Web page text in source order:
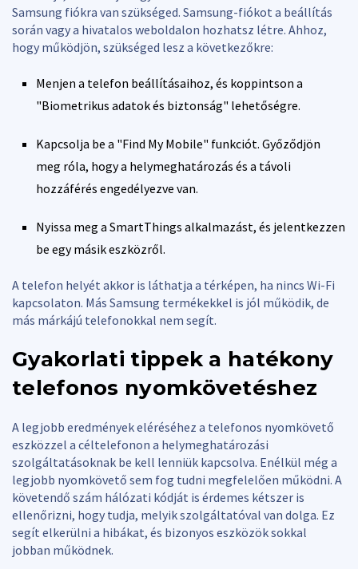
Samsung fiókra van szükséged. Samsung-fiókot a beállítás
során vagy a hivatalos weboldalon hozhatsz létre. Ahhoz,
hogy működjön, szükséged lesz a következőkre:
Menjen a telefon beállításaihoz, és koppintson a
"Biometrikus adatok és biztonság" lehetőségre.
Kapcsolja be a "Find My Mobile" funkciót. Győződjön
meg róla, hogy a helymeghatározás és a távoli
hozzáférés engedélyezve van.
Nyissa meg a SmartThings alkalmazást, és jelentkezzen
be egy másik eszközről.
A telefon helyét akkor is láthatja a térképen, ha nincs Wi-Fi
kapcsolaton. Más Samsung termékekkel is jól működik, de
más márkájú telefonokkal nem segít.
Gyakorlati tippek a hatékony
telefonos nyomkövetéshez
A legjobb eredmények eléréséhez a telefonos nyomkövető
eszközzel a céltelefonon a helymeghatározási
szolgáltatásoknak be kell lenniük kapcsolva. Enélkül még a
legjobb nyomkövető sem fog tudni megfelelően működni. A
követendő szám hálózati kódját is érdemes kétszer is
ellenőrizni, hogy tudja, melyik szolgáltatóval van dolga. Ez
segít elkerülni a hibákat, és bizonyos eszközök sokkal
jobban működnek.